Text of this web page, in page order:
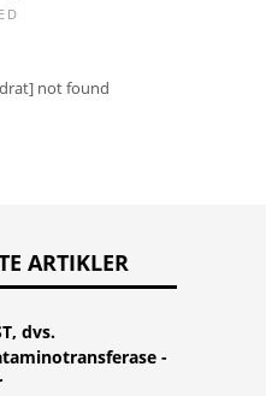
not found
ARTIKLER
dvs.
-